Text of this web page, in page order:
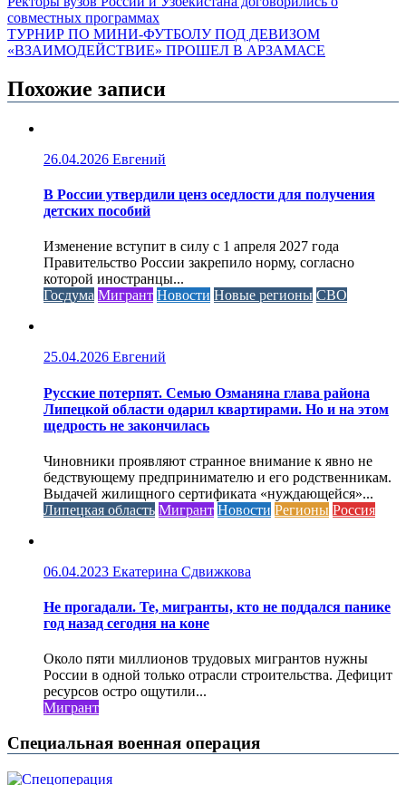
совместных программах
ТУРНИР ПО МИНИ-ФУТБОЛУ ПОД ДЕВИЗОМ
«ВЗАИМОДЕЙСТВИЕ» ПРОШЕЛ В АРЗАМАСЕ
Похожие записи
26.04.2026 Евгений
В России утвердили ценз оседлости для получения
детских пособий
Изменение вступит в силу с 1 апреля 2027 года
Правительство России закрепило норму, согласно
которой иностранцы...
Госдума Мигрант Новости Новые регионы СВО
25.04.2026 Евгений
Русские потерпят. Семью Озманяна глава района
Липецкой области одарил квартирами. Но и на этом
щедрость не закончилась
Чиновники проявляют странное внимание к явно не
бедствующему предпринимателю и его родственникам.
Выдачей жилищного сертификата «нуждающейся»...
Липецкая область Мигрант Новости Регионы Россия
06.04.2023 Екатерина Сдвижкова
Не прогадали. Те, мигранты, кто не поддался панике
год назад сегодня на коне
Около пяти миллионов трудовых мигрантов нужны
России в одной только отрасли строительства. Дефицит
ресурсов остро ощутили...
Мигрант
Специальная военная операция